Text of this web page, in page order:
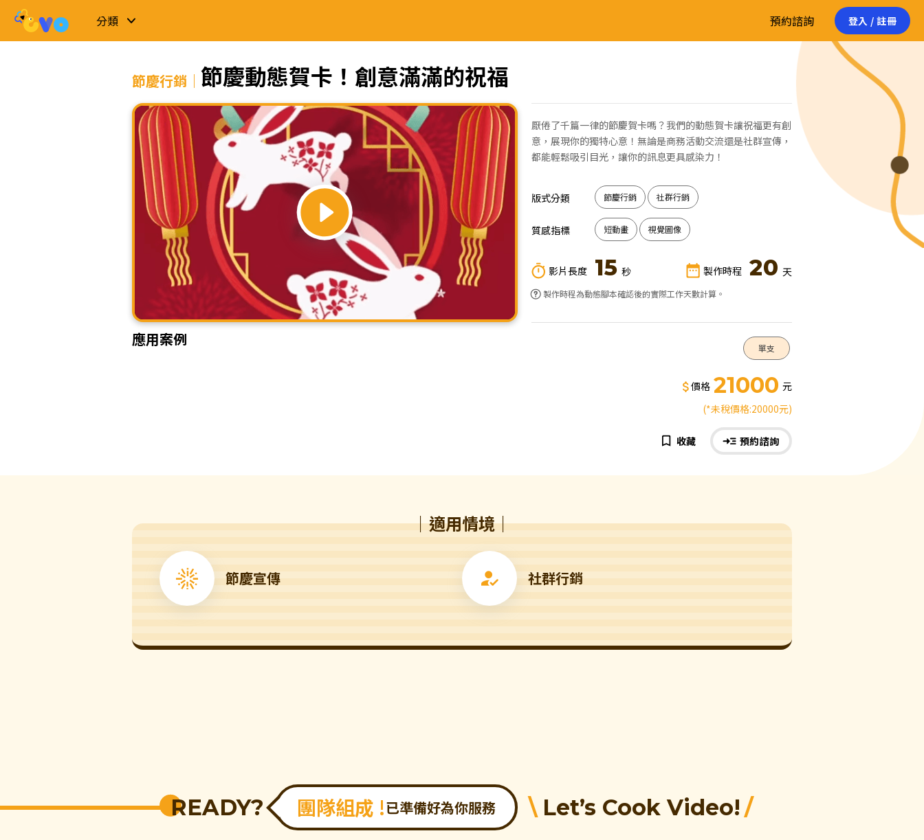
登入 / 註冊
分類 預約諮詢
節慶動態賀卡！創意滿滿的祝福
節慶行銷｜
厭倦了千篇一律的節慶賀卡嗎？我們的動態賀卡讓祝福更有創
意，展現你的獨特心意！無論是商務活動交流還是社群宣傳，
都能輕鬆吸引目光，讓你的訊息更具感染力！
版式分類 節慶行銷 社群行銷
質感指標 短動畫 視覺圖像
影片長度 15 秒 製作時程 20 天
製作時程為動態腳本確認後的實際工作天數計算。
應用案例 單支
價格 21000 元
(*未稅價格:20000元)
收藏 預約諮詢
｜適用情境｜
節慶宣傳 社群行銷
READY? 團隊組成 !已準備好為你服務 \ Let’s Cook Video! /